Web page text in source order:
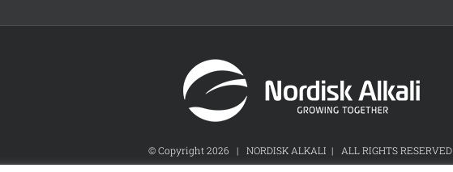
© Copyright2026 | NORDISK ALKALI | ALL RIGHTS RESERVED